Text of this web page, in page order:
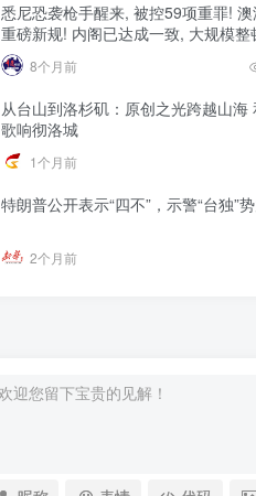
悉尼恐袭枪手醒来, 被控59项重罪!
重磅新规! 内阁已达成一致, 大规模整
8个月前
从台山到洛杉矶：原创之光跨越山海
歌响彻洛城
1个月前
特朗普公开表示“四不”，示警“台独”
2个月前